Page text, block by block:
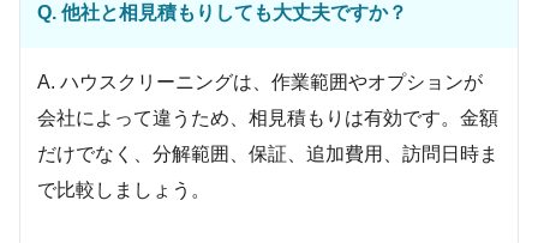
Q. 他社と相見積もりしても大丈夫ですか？
A. ハウスクリーニングは、作業範囲やオプションが
会社によって違うため、相見積もりは有効です。金額
だけでなく、分解範囲、保証、追加費用、訪問日時ま
で比較しましょう。